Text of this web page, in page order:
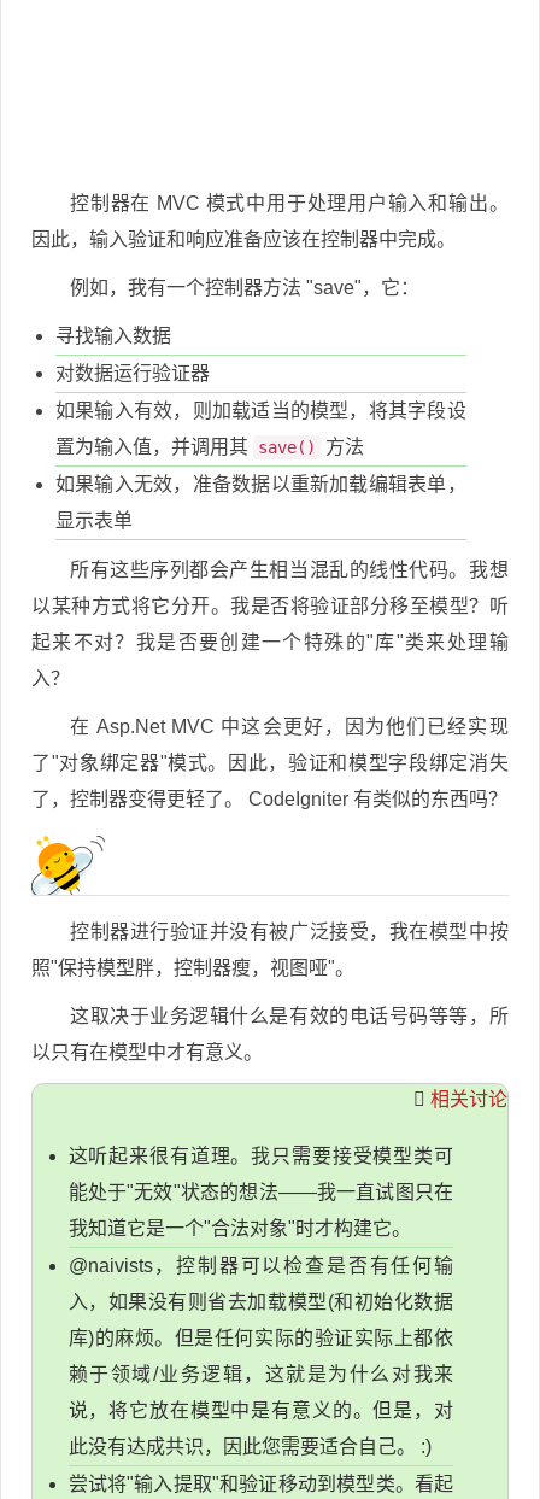
控制器在 MVC 模式中用于处理用户输入和输出。
因此，输入验证和响应准备应该在控制器中完成。
例如，我有一个控制器方法 "save"，它：
寻找输入数据
对数据运行验证器
如果输入有效，则加载适当的模型，将其字段设
置为输入值，并调用其 save()
方法
如果输入无效，准备数据以重新加载编辑表单，
显示表单
所有这些序列都会产生相当混乱的线性代码。我想
以某种方式将它分开。我是否将验证部分移至模型？听
起来不对？我是否要创建一个特殊的"库"类来处理输
入？
在 Asp.Net MVC 中这会更好，因为他们已经实现
了"对象绑定器"模式。因此，验证和模型字段绑定消失
了，控制器变得更轻了。 CodeIgniter 有类似的东西吗？
控制器进行验证并没有被广泛接受，我在模型中按
照"保持模型胖，控制器瘦，视图哑"。
这取决于业务逻辑什么是有效的电话号码等等，所
以只有在模型中才有意义。
相关讨论
这听起来很有道理。我只需要接受模型类可
能处于"无效"状态的想法——我一直试图只在
我知道它是一个"合法对象"时才构建它。
@naivists，控制器可以检查是否有任何输
入，如果没有则省去加载模型(和初始化数据
库)的麻烦。但是任何实际的验证实际上都依
赖于领域/业务逻辑，这就是为什么对我来
说，将它放在模型中是有意义的。但是，对
此没有达成共识，因此您需要适合自己。 :)
尝试将"输入提取"和验证移动到模型类。看起